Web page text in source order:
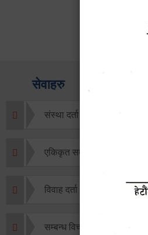
सेवाहरु
संस्था दर्ता सिफारिस
एकिकृत सम्पत्ति कर/घर जग्गा कर
विवाह दर्ता
सम्बन्ध विच्छेद दर्ता